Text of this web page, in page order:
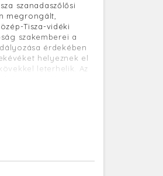
szanadaszőlősi
megrongált,
Tisza-vidéki
szakemberei a
érdekében
helyeznek el
leterhelik. Az